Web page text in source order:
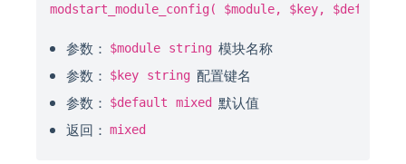
modstart_module_config( $module, $key, $default )
参数： $module string 模块名称
参数：
$key string 配置键名
参数：
$default mixed 默认值
返回： mixed